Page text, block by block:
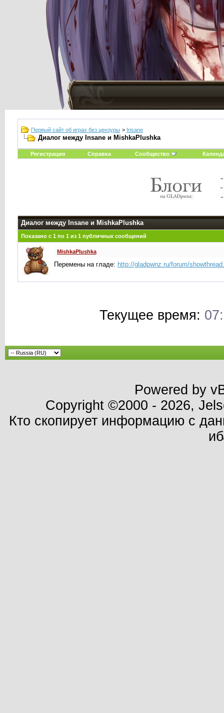
Первый сайт об играх без цензуры > Insane
Диалог между Insane и MishkaPlushka
Регистрация Справка Сообщество
Диалог между Insane и MishkaPlushka
Показано с 1 по 1из 1публичных сообщений
MishkaPlushka
Перемены на гладе: http://gladpwnz.ru/forum/
Текущее время:
Powered by
Copyright ©2000 - 2026,
Кто скопирует информацию с